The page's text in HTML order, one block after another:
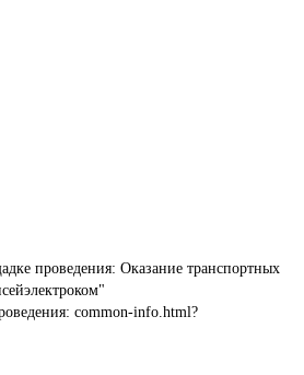
проведения: Оказание транспортных
common-info.html?